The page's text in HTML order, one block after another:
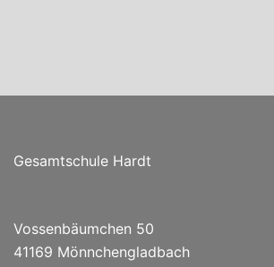
Gesamtschule Hardt
Vossenbäumchen 50
41169 Mönnchengladbach